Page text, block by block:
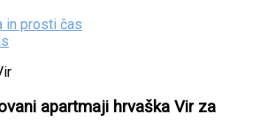
in prosti čas
apartmaji hrvaška Vir za